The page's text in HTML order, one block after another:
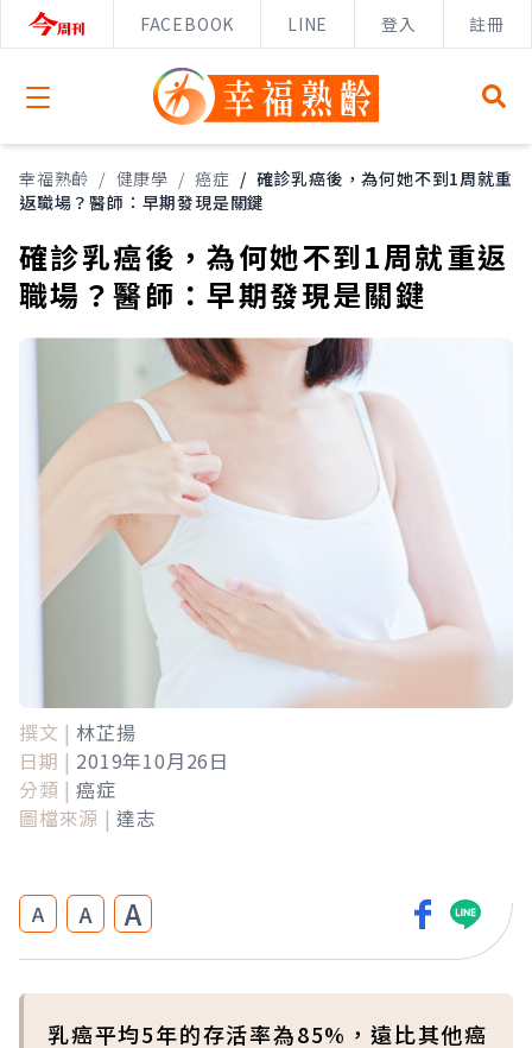
FACEBOOK LINE 登入 註冊
Open menu
幸福熟齡 / 健康學 / 癌症 / 確診乳癌後，為何她不到1周就重
返職場？醫師：早期發現是關鍵
確診乳癌後，為何她不到1周就重返
職場？醫師：早期發現是關鍵
撰文 | 林芷揚
日期 | 2019年10月26日
分類 | 癌症
圖檔來源 | 達志
A A A
乳癌平均5年的存活率為85%，遠比其他癌